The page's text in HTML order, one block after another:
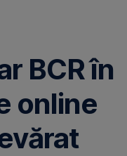
BCR în
online